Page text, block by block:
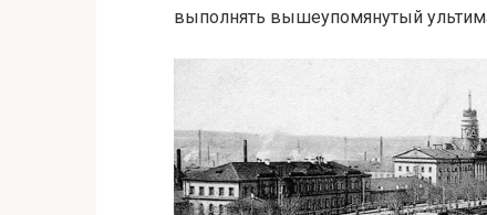
выполнять вышеупомянутый